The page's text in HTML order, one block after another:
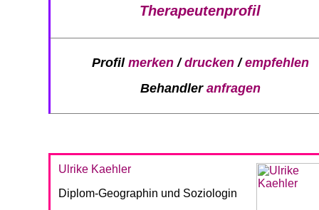
Therapeutenprofil
Profil merken/drucken/empfehlen
Behandler anfragen
Ulrike Kaehler
Diplom-Geographin und Soziologin